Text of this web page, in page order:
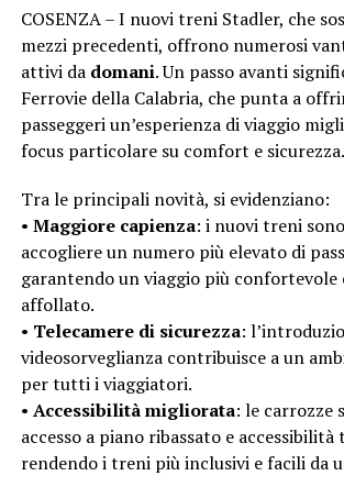
COSENZA – I nuovi treni Stadler, che
mezzi precedenti, offrono numerosi
attivi da domani. Un passo avanti
Ferrovie della Calabria, che punta a
passeggeri un’esperienza di viaggio
focus particolare su comfort e sicurezza.
Tra le principali novità, si evidenziano:
• Maggiore capienza: i nuovi treni
accogliere un numero più elevato di
garantendo un viaggio più confortevole
affollato.
• Telecamere di sicurezza:
videosorveglianza contribuisce a un
per tutti i viaggiatori.
• Accessibilità migliorata: le carrozze
accesso a piano ribassato e accessibilità
rendendo i treni più inclusivi e facili da